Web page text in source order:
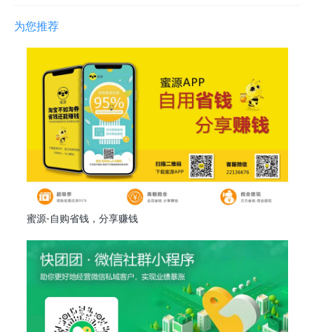
为您推荐
蜜源-自购省钱，分享赚钱